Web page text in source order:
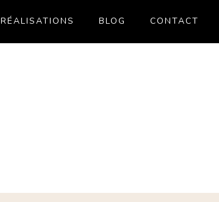
RÉALISATIONS BLOG CONTACT